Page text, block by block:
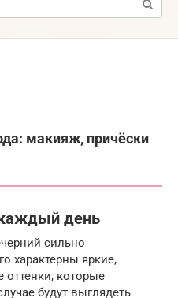
макияж, причёски
день
сильно
характерны яркие,
которые
будут выглядеть